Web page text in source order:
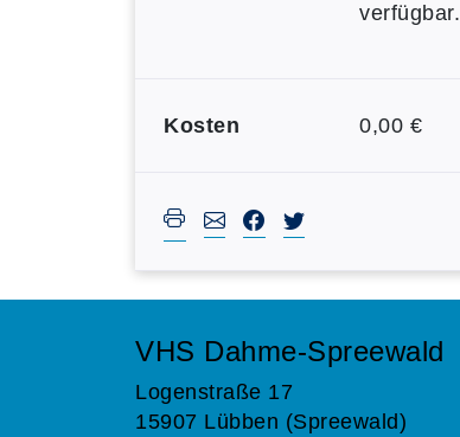
verfügbar.
Kosten 0,00 €
VHS Dahme-Spreewald
Logenstraße 17
15907 Lübben (Spreewald)